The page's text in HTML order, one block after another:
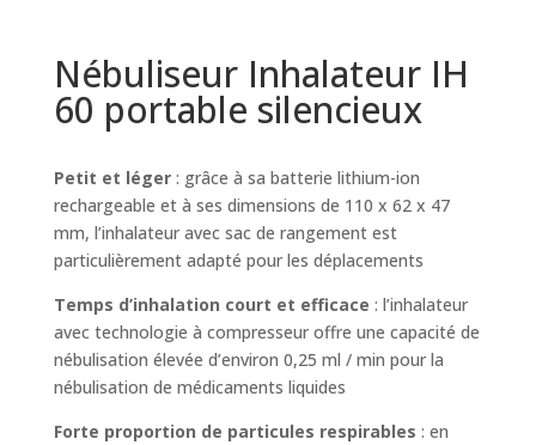
Nébuliseur Inhalateur IH
60 portable silencieux
Petit et léger: grâce à sa batterie lithium-ion
rechargeable et à ses dimensions de 110 x 62 x 47
mm, l’inhalateur avec sac de rangement est
particulièrement adapté pour les déplacements
Temps d’inhalation court et efficace : l’inhalateur
avec technologie à compresseur offre une capacité de
nébulisation élevée d’environ 0,25 ml / min pour la
nébulisation de médicaments liquides
Forte proportion de particules respirables : en